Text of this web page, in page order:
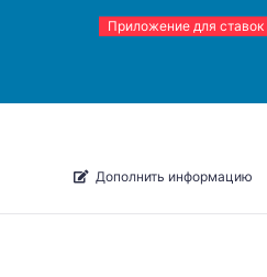
Приложение для ставок
Дополнить информацию